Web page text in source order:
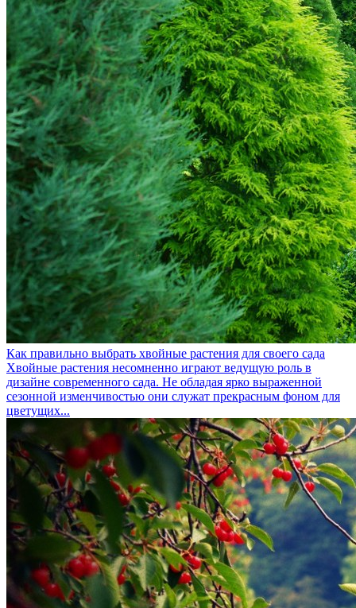
Как правильно выбрать хвойные растения для своего сада
Хвойные растения несомненно играют ведущую роль в
дизайне современного сада. Не обладая ярко выраженной
сезонной изменчивостью они служат прекрасным фоном для
цветущих...